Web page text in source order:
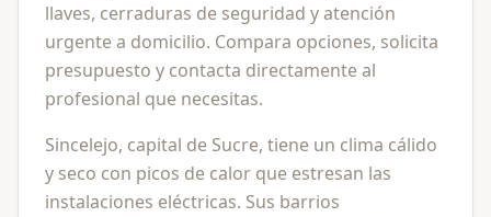
llaves, cerraduras de seguridad y atención
urgente a domicilio. Compara opciones, solicita
presupuesto y contacta directamente al
profesional que necesitas.
Sincelejo, capital de Sucre, tiene un clima cálido
y seco con picos de calor que estresan las
instalaciones eléctricas. Sus barrios